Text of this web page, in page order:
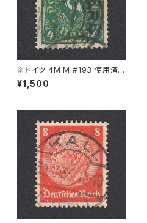
※ドイツ 4M Mi#193 使用済
み切手｜VARREL 30.11.1922
¥1,500